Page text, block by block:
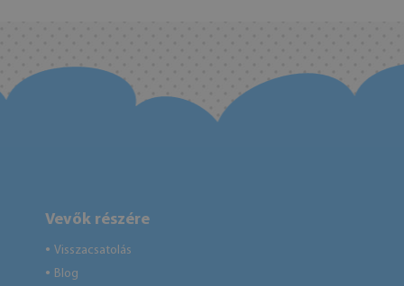
Vevők részére
● Visszacsatolás
● Blog